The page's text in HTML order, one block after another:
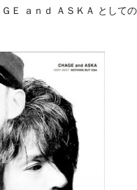
Ｅ ａｎｄ ＡＳＫＡ として